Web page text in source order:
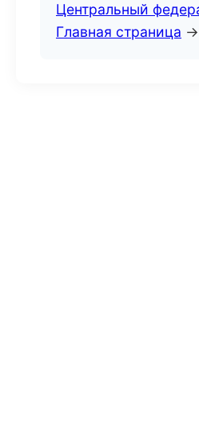
Центральный
Главная страница →